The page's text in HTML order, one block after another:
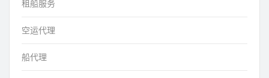
租船服务
空运代理
船代理